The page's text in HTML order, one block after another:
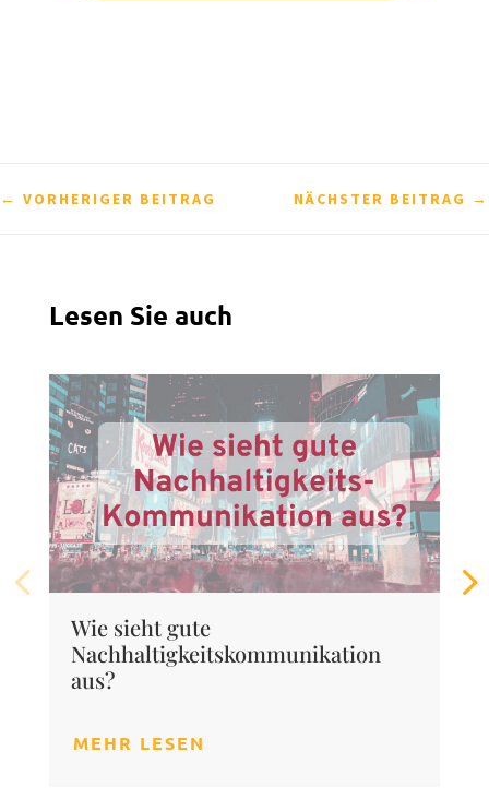
← VORHERIGER BEITRAG NÄCHSTER BEITRAG →
Lesen Sie auch
Wie sieht gute
Nachhaltigkeitskommunikation
aus?
MEHR LESEN